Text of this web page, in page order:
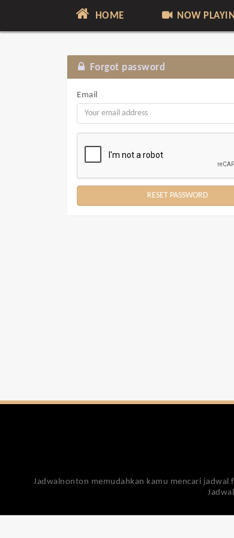
HOME NOW
Forgot password
Email
Jadwalnonton memudahkan kamu mencari jadwal